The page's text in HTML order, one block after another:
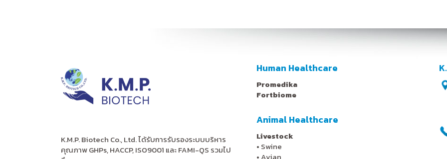
K.M.P. Biotech Co., Ltd. ได้รับการรับรองระบบบริหาร
คุณภาพ GHPs, HACCP, ISO9001 และ FAMI-QS รวมไป
Human Healthcare
Promedika
Fortbiome
Animal Healthcare
Livestock
• Swine